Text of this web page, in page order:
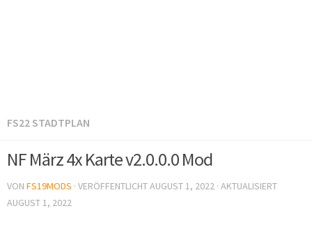
FS22 STADTPLAN
NF März 4x Karte v2.0.0.0 Mod
VON FS19MODS · VERÖFFENTLICHTAUGUST 1, 2022 · AKTUALISIERT
AUGUST 1, 2022